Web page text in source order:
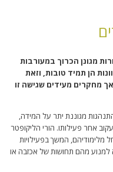
ואיך מאזנים אותה
מגונן הכרוך במעורבות
הן תמיד טובות, וזאת
מחקרים מעידים שגישה זו
מגוננת יתר על המידה,
אחר פעילותו. הורי הליקופטר
מלימודיהם, המשך בפעילויות
מהם תחושות של אכזבה או